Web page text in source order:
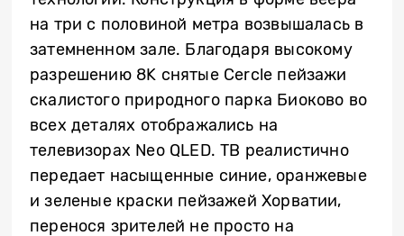
на три с половиной метра возвышалась в
затемненном зале. Благодаря высокому
разрешению 8K снятые Cercle пейзажи
скалистого природного парка Биоково во
всех деталях отображались на
телевизорах Neo QLED. ТВ реалистично
передает насыщенные синие, оранжевые
и зеленые краски пейзажей Хорватии,
перенося зрителей не просто на